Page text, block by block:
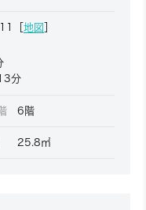
［ 地図
分
6階
25.8㎡